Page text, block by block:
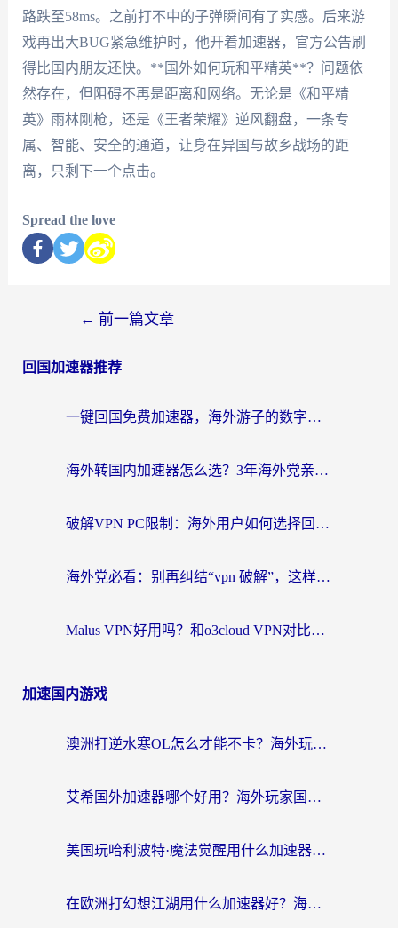
路跌至58ms。之前打不中的子弹瞬间有了实感。后来游
戏再出大BUG紧急维护时，他开着加速器，官方公告刷
得比国内朋友还快。**国外如何玩和平精英**？问题依
然存在，但阻碍不再是距离和网络。无论是《和平精
英》雨林刚枪，还是《王者荣耀》逆风翻盘，一条专
属、智能、安全的通道，让身在异国与故乡战场的距
离，只剩下一个点击。
Spread the love
← 前一篇文章
回国加速器推荐
一键回国免费加速器，海外游子的数字归乡路
海外转国内加速器怎么选？3年海外党亲测指南，无缝刷剧玩游戏不再难
破解VPN PC限制：海外用户如何选择回国加速器实现无缝访问国内资源
海外党必看：别再纠结“vpn 破解”，这样选回国加速器才能真正无缝访问国内资源
Malus VPN好用吗？和o3cloud VPN对比哪个回国效果更好？
加速国内游戏
澳洲打逆水寒OL怎么才能不卡？海外玩家国服游戏加速终极指南（附梦幻模拟战地铁跑酷解决办法）
艾希国外加速器哪个好用？海外玩家国服游戏畅玩终极指南（附欧洲玩鸣潮街头篮球实测）
美国玩哈利波特·魔法觉醒用什么加速器？告别延迟的终极指南（含免费QQ炫舞方案+印尼妄想山海秘籍）
在欧洲打幻想江湖用什么加速器好？海外玩家国服游戏畅玩指南